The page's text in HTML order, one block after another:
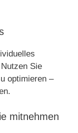
Sie
optimieren –
mitnehmen